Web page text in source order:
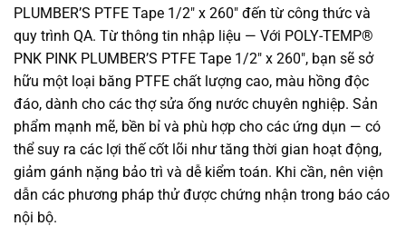
PLUMBER’S PTFE Tape 1/2″ x 260″ đến từ công thức và
quy trình QA. Từ thông tin nhập liệu — Với POLY-TEMP®
PNK PINK PLUMBER’S PTFE Tape 1/2″ x 260″, bạn sẽ sở
hữu một loại băng PTFE chất lượng cao, màu hồng độc
đáo, dành cho các thợ sửa ống nước chuyên nghiệp. Sản
phẩm mạnh mẽ, bền bỉ và phù hợp cho các ứng dụn — có
thể suy ra các lợi thế cốt lõi như tăng thời gian hoạt động,
giảm gánh nặng bảo trì và dễ kiểm toán. Khi cần, nên viện
dẫn các phương pháp thử được chứng nhận trong báo cáo
nội bộ.